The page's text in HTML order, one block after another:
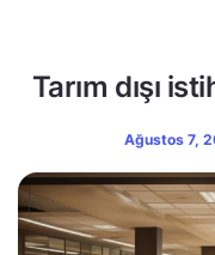
Tarım dışı
Ağustos 7,